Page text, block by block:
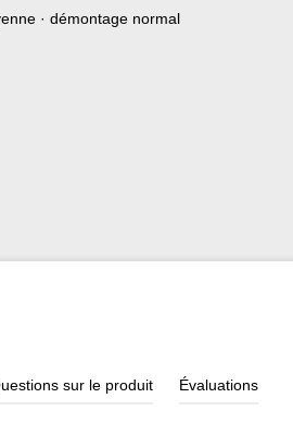
· démontage normal
sur le produit Évaluations